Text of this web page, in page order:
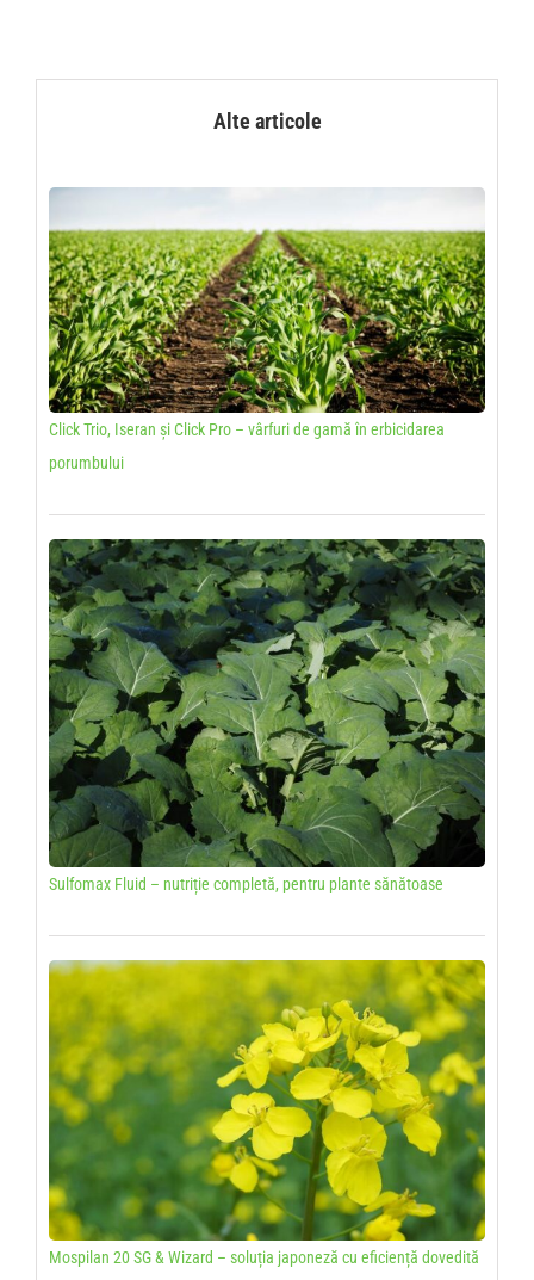
Alte articole
Click Trio, Iseran și Click Pro – vârfuri de gamă în erbicidarea
porumbului
Sulfomax Fluid – nutriție completă, pentru plante sănătoase
Mospilan 20 SG & Wizard – soluția japoneză cu eficiență dovedită